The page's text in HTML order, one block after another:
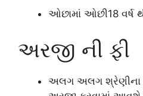
ઓછામાં ઓછી18 વર્ષ
અરજી ની ફી
અલગ અલગ શ્રેણીના